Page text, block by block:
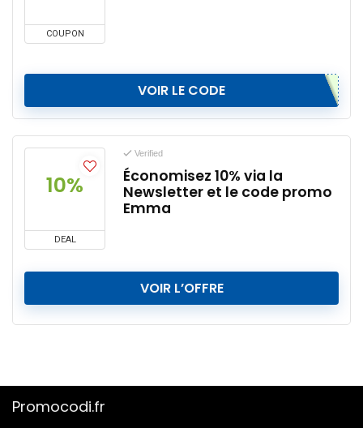
COUPON
VOIR LE CODE
10%
DEAL
Verified
Économisez 10% via la
Newsletter et le code promo
Emma
VOIR L’OFFRE
Promocodi.fr